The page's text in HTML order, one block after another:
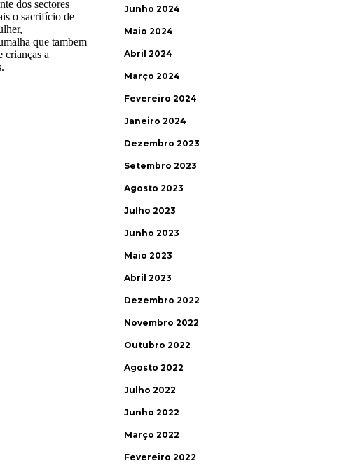
Junho 2024
Maio 2024
Abril 2024
Março 2024
Fevereiro 2024
Janeiro 2024
Dezembro 2023
Setembro 2023
Agosto 2023
Julho 2023
Junho 2023
Maio 2023
Abril 2023
Dezembro 2022
Novembro 2022
Outubro 2022
Agosto 2022
Julho 2022
Junho 2022
Março 2022
Fevereiro 2022